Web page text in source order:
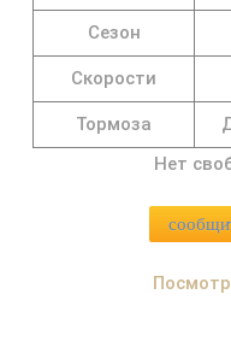
Сезон
Скорости
Тормоза
Нет